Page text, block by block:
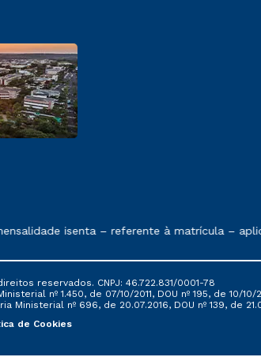
conforme exposto no contrato de
isenta – referente à matrícula –
reservados. CNPJ: 46.722.831/0001-78
nº 1.450, de 07/10/2011, DOU nº 195, de 10/10/
Ministerial nº 696, de 20.07.2016, DOU nº 139, de
de Cookies